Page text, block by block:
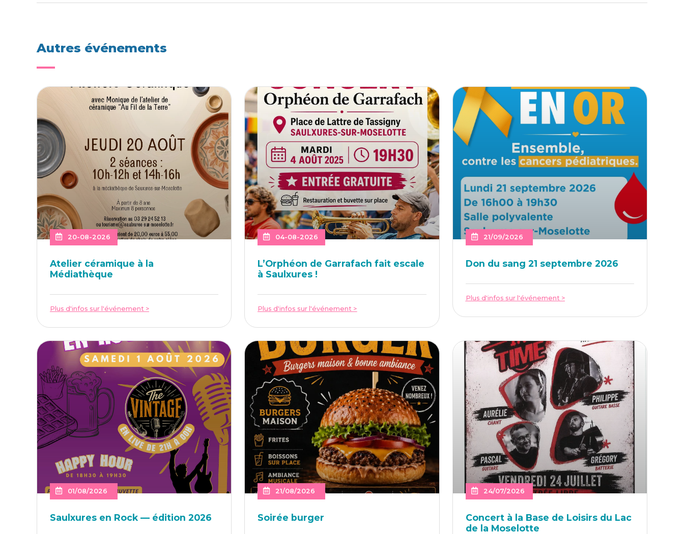
Autres événements
20-08-2026
Ate­lier céra­mique à la
Médiathèque
Plus d'infos sur l'événement >
04-08-2026
L’Or­phéon de Gar­ra­fach fait escale
à Saulxures !
Plus d'infos sur l'événement >
21/09/2026
Don du sang 21 sep­tembre 2026
Plus d'infos sur l'événement >
01/08/2026
Saulxures en Rock — édi­tion 2026
21/08/2026
Soi­rée burger
24/07/2026
Concert à la Base de Loi­sirs du Lac
de la Moselotte